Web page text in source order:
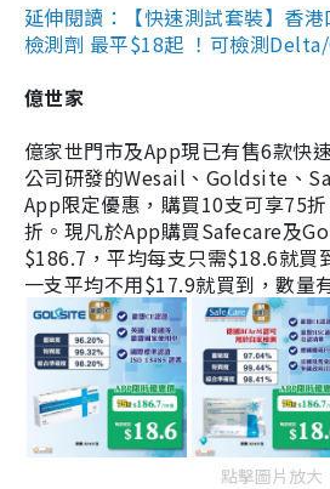
延伸閱讀：【快速測試套裝】香
檢測劑 最平$18起 ！可檢測
億世家
億家世門市及App現已有售6款快
公司研發的Wesail、Goldsite、
App限定優惠，購買10支可享75
折。現凡於App購買Safecare及
$186.7，平均每支只需$18.6就買
一支平均不用$17.9就買到，數量
點擊圖片放大